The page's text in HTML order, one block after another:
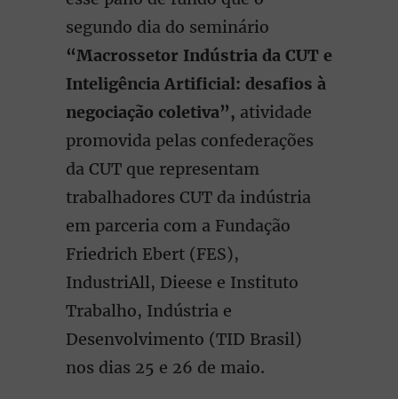
segundo dia do seminário
“Macrossetor Indústria da CUT e
Inteligência Artificial: desafios à
negociação coletiva”, atividade
promovida pelas confederações
da CUT que representam
trabalhadores CUT da indústria
em parceria com a Fundação
Friedrich Ebert (FES),
IndustriAll, Dieese e Instituto
Trabalho, Indústria e
Desenvolvimento (TID Brasil)
nos dias 25 e 26 de maio.